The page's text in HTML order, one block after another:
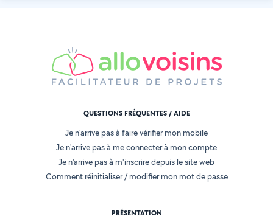
QUESTIONS FRÉQUENTES / AIDE
Je n'arrive pas à faire vérifier mon mobile
Je n'arrive pas à me connecter à mon compte
Je n'arrive pas à m'inscrire depuis le site web
Comment réinitialiser / modifier mon mot de passe
PRÉSENTATION